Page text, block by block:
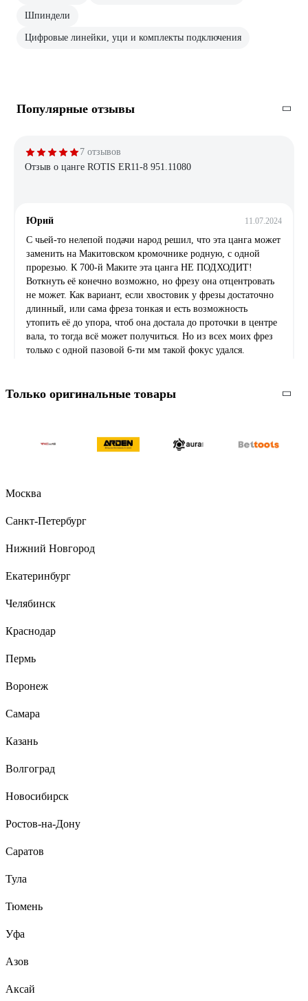
Шпиндели
Цифровые линейки, уци и комплекты подключения
Популярные отзывы
7 отзывов
Отзыв о цанге ROTIS ER11-8 951.11080
Юрий 11.07.2024
С чьей-то нелепой подачи народ решил, что эта цанга может
заменить на Макитовском кромочнике родную, с одной
прорезью. К 700-й Маките эта цанга НЕ ПОДХОДИТ!
Воткнуть её конечно возможно, но фрезу она отцентровать
не может. Как вариант, если хвостовик у фрезы достаточно
длинный, или сама фреза тонкая и есть возможность
утопить её до упора, чтоб она достала до проточки в центре
вала, то тогда всё может получиться. Но из всех моих фрез
только с одной пазовой 6-ти мм такой фокус удался.
Отзыв о двигателе Белмаш 1800F 03013
Игорь Кузнецов
Отзыв о наборе фрез Калибр 1204 8mm
Владимир
только бренды почему-то стоят на них разные. Зачем это?
примеру, - разницы не будет никакой.
Только оригинальные товары
Москва
Санкт-Петербург
Нижний Новгород
Екатеринбург
Челябинск
Краснодар
Пермь
Воронеж
Самара
Казань
Волгоград
Новосибирск
Ростов-на-Дону
Саратов
Тула
Тюмень
Уфа
Азов
Аксай